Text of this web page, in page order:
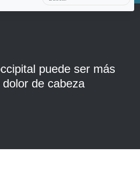
puede ser más
de cabeza